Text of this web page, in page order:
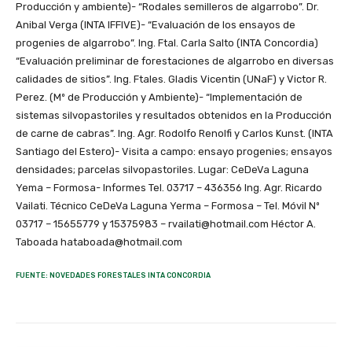
Producción y ambiente)- “Rodales semilleros de algarrobo”. Dr.
Anibal Verga (INTA IFFIVE)- “Evaluación de los ensayos de
progenies de algarrobo”. Ing. Ftal. Carla Salto (INTA Concordia)
“Evaluación preliminar de forestaciones de algarrobo en diversas
calidades de sitios”. Ing. Ftales. Gladis Vicentin (UNaF) y Victor R.
Perez. (Mº de Producción y Ambiente)- “Implementación de
sistemas silvopastoriles y resultados obtenidos en la Producción
de carne de cabras”. Ing. Agr. Rodolfo Renolfi y Carlos Kunst. (INTA
Santiago del Estero)- Visita a campo: ensayo progenies; ensayos
densidades; parcelas silvopastoriles. Lugar: CeDeVa Laguna
Yema – Formosa- Informes Tel. 03717 – 436356 Ing. Agr. Ricardo
Vailati. Técnico CeDeVa Laguna Yerma – Formosa – Tel. Móvil Nº
03717 – 15655779 y 15375983 – rvailati@hotmail.com Héctor A.
Taboada hataboada@hotmail.com
FUENTE: NOVEDADES FORESTALES INTA CONCORDIA